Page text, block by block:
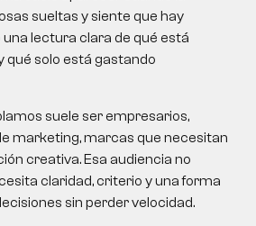
sueltas y siente que hay
lectura clara de qué está
qué solo está gastando
suele ser empresarios,
marketing, marcas que necesitan
creativa. Esa audiencia no
claridad, criterio y una forma
sin perder velocidad.